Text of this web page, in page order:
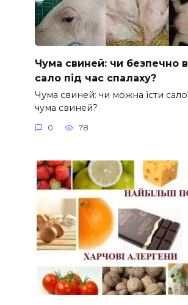
Чума свиней: чи безпечно
сало під час спалаху?
Чума свиней: чи можна їсти
чума свиней?
0 78